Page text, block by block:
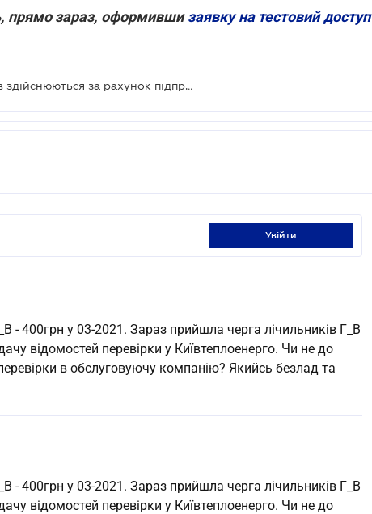
прямо зараз, оформившизаявку на тестовий доступ
Періодична повірка лічильників здійснюються за рахунок підприємства, що надає послуги
увійти
- 400грн у 03-2021. Зараз прийшла черга лічильників Г_В
відомостей перевірки у Київтеплоенерго. Чи не до
в обслуговуючу компанію? Якийсь безлад та
- 400грн у 03-2021. Зараз прийшла черга лічильників Г_В
відомостей перевірки у Київтеплоенерго. Чи не до